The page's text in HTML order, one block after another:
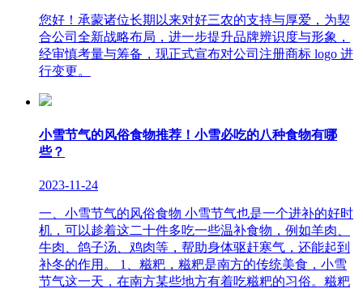
您好！承蒙诸位长期以来对好三农的支持与厚爱，为契
合公司全新战略布局，进一步提升品牌辨识度与形象，
经审慎考量与筹备，现正式宣布对公司注册商标 logo 进
行变更。
小雪节气的风俗食物推荐！小雪必吃的八种食物有哪
些？
2023-11-24
一、小雪节气的风俗食物 小雪节气也是一个进补的好时
机，可以趁着这二十件多吃一些温补食物，例如羊肉、
牛肉、鸽子汤、鸡肉等，帮助身体驱赶寒气，还能起到
补冬的作用。 1、糍粑，糍粑是南方的传统美食，小雪
节气这一天，在南方某些地方有着吃糍粑的习俗。糍粑